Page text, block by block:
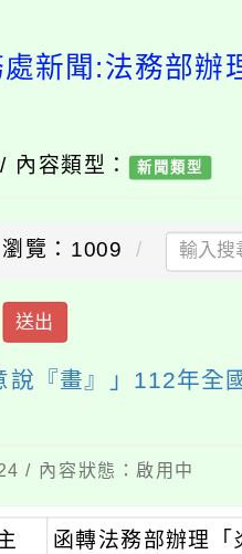
新聞:法務部辦
內容類型： 新聞類型
瀏覽：1009
送出
『畫』」112年
/ 內容狀態：啟用中
函轉法務部辦理